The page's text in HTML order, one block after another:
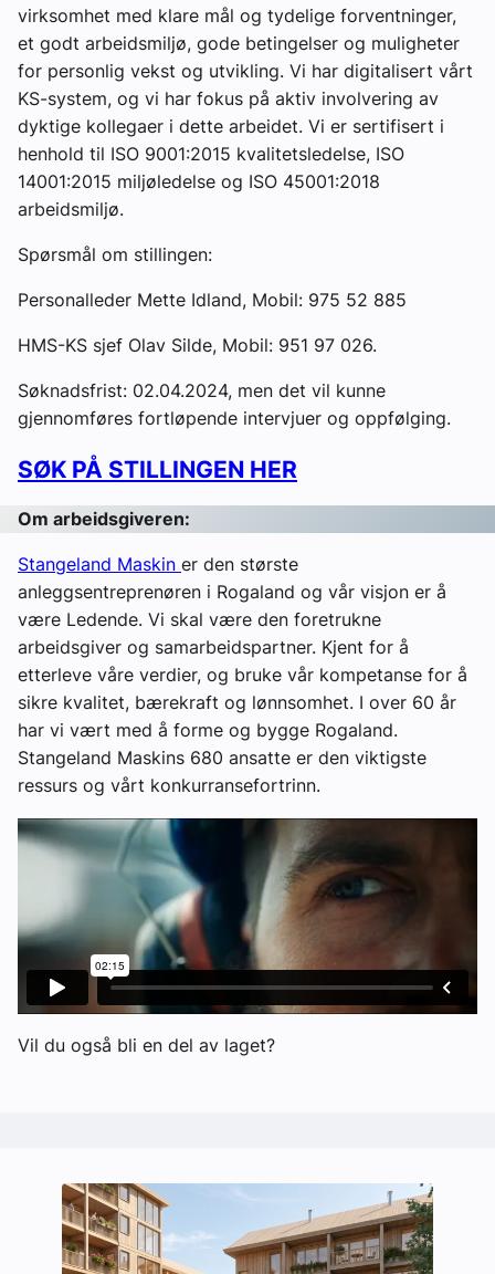
virksomhet med klare mål og tydelige forventninger,
et godt arbeidsmiljø, gode betingelser og muligheter
for personlig vekst og utvikling. Vi har digitalisert vårt
KS-system, og vi har fokus på aktiv involvering av
dyktige kollegaer i dette arbeidet. Vi er sertifisert i
henhold til ISO 9001:2015 kvalitetsledelse, ISO
14001:2015 miljøledelse og ISO 45001:2018
arbeidsmiljø.
Spørsmål om stillingen:
Personalleder Mette Idland, Mobil: 975 52 885
HMS-KS sjef Olav Silde, Mobil: 951 97 026.
Søknadsfrist: 02.04.2024, men det vil kunne
gjennomføres fortløpende intervjuer og oppfølging.
SØK PÅ STILLINGEN HER
Om arbeidsgiveren:
Stangeland Maskin er den største
anleggsentreprenøren i Rogaland og vår visjon er å
være Ledende. Vi skal være den foretrukne
arbeidsgiver og samarbeidspartner. Kjent for å
etterleve våre verdier, og bruke vår kompetanse for å
sikre kvalitet, bærekraft og lønnsomhet. I over 60 år
har vi vært med å forme og bygge Rogaland.
Stangeland Maskins 680 ansatte er den viktigste
ressurs og vårt konkurransefortrinn.
Vil du også bli en del av laget?